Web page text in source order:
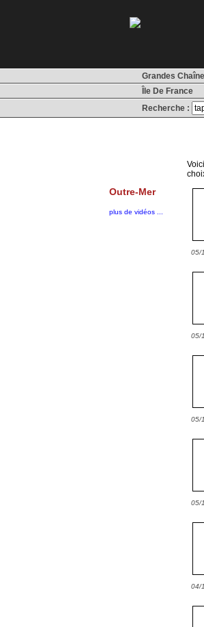
Grandes
Île De France
Recherche :
Outre-Mer
plus de vidéos ...
05/
05/
05/
05/
04/